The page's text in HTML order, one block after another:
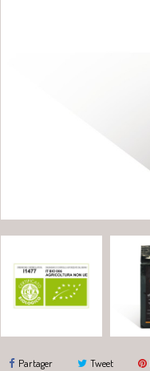
Partager Tweet